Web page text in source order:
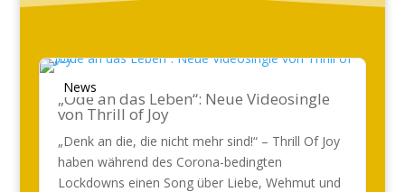
News
„Ode an das Leben“: Neue Videosingle
von Thrill of Joy
„Denk an die, die nicht mehr sind!“ – Thrill Of Joy
haben während des Corona-bedingten
Lockdowns einen Song über Liebe, Wehmut und